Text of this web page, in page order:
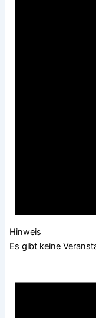
Hinweis
Es gibt keine